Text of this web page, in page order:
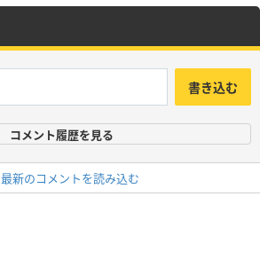
書き込む
コメント履歴を見る
最新のコメントを読み込む